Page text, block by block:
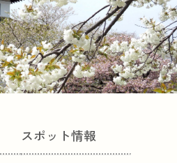
スポット情報